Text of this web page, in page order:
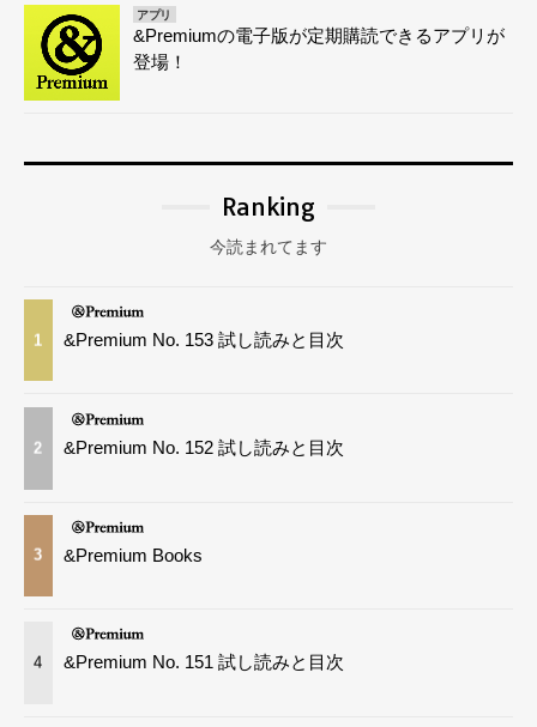
アプリ
&Premiumの電子版が定期購読できるアプリが
登場！
Ranking
今読まれてます
1 &Premium No. 153 試し読みと目次
2 &Premium No. 152 試し読みと目次
3 &Premium Books
4 &Premium No. 151 試し読みと目次